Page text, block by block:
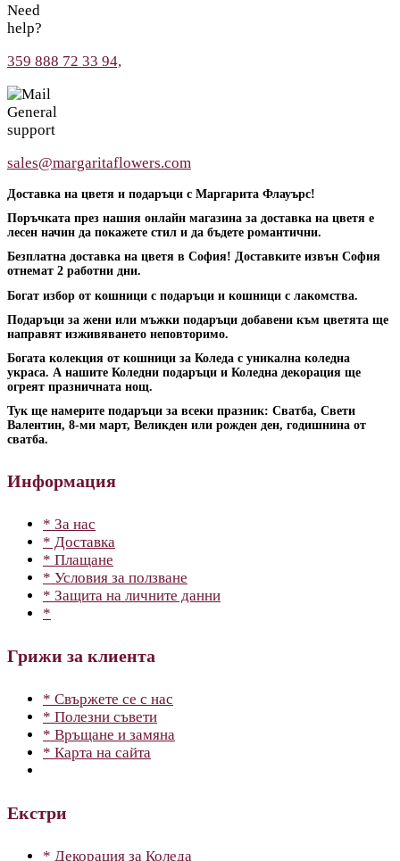
Need
help?
359 888 72 33 94,
General
support
sales@margaritaflowers.com
Доставка на цветя и подаръци с Маргарита Флауърс!
Поръчката през нашия онлайн магазина за доставка на цветя е
лесен начин да покажете стил и да бъдете романтични.
Безплатна доставка на цветя в София! Доставките извън София
отнемат 2 работни дни.
Богат избор от кошници с подаръци и кошници с лакомства.
Подаръци за жени или мъжки подаръци добавени към цветята ще
направят изживяването неповторимо.
Богата колекция от кошници за Коледа с уникална коледна
украса. А нашите Коледни подаръци и Коледна декорация ще
огреят празничната нощ.
Тук ще намерите подаръци за всеки празник: Сватба, Свети
Валентин, 8-ми март, Великден или рожден ден, годишнина от
сватба.
Информация
* За нас
* Доставка
* Плащане
* Условия за ползване
* Защита на личните данни
*
Грижи за клиента
* Свържете се с нас
* Полезни съвети
* Връщане и замяна
* Карта на сайта
Екстри
* Декорация за Коледа